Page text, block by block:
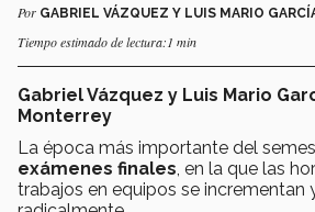
Por GABRIEL VÁZQUEZ Y LUIS MARIO
Tiempo estimado de lectura:1 min
Gabriel Vázquez y Luis Mario
Monterrey
La época más importante del
exámenes finales , en la que las
trabajos en equipos se incrementan